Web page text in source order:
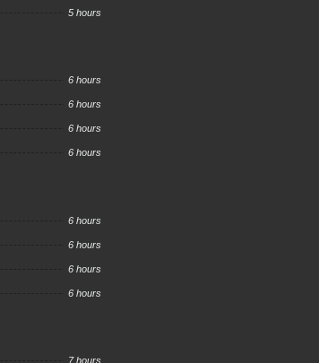
5 hours
6 hours
6 hours
6 hours
6 hours
6 hours
6 hours
6 hours
6 hours
7 hours